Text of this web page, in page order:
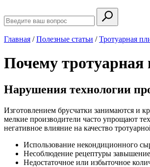
Главная / Полезные статьи / Тротуарная
Почему
Нарушения технологии
Изготовлением брусчатки занимаются и
мелкие производители часто упрощают
негативное влияние на качество
Использование некондиционного
Несоблюдение рецептуры
Недостаточное или избыточное